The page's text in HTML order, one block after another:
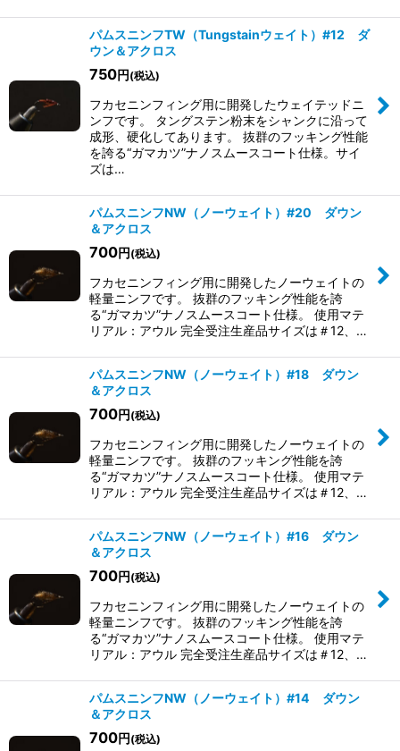
パムスニンフTW（Tungstainウェイト）#12 ダ
ウン＆アクロス
750円 (税込)
フカセニンフィング用に開発したウェイテッドニ
ンフです。 タングステン粉末をシャンクに沿って
成形、硬化してあります。 抜群のフッキング性能
を誇る“ガマカツ”ナノスムースコート仕様。 ​サイ
ズは…
パムスニンフNW（ノーウェイト）#20 ダウン
＆アクロス
700円 (税込)
フカセニンフィング用に開発したノーウェイトの
軽量ニンフです。 抜群のフッキング性能を誇
る“ガマカツ”ナノスムースコート仕様。 使用マテ
リアル：アウル 完全受注生産品 ​サイズは＃12、…
パムスニンフNW（ノーウェイト）#18 ダウン
＆アクロス
700円 (税込)
フカセニンフィング用に開発したノーウェイトの
軽量ニンフです。 抜群のフッキング性能を誇
る“ガマカツ”ナノスムースコート仕様。 使用マテ
リアル：アウル 完全受注生産品 ​サイズは＃12、…
パムスニンフNW（ノーウェイト）#16 ダウン
＆アクロス
700円 (税込)
フカセニンフィング用に開発したノーウェイトの
軽量ニンフです。 抜群のフッキング性能を誇
る“ガマカツ”ナノスムースコート仕様。 使用マテ
リアル：アウル 完全受注生産品 ​サイズは＃12、…
パムスニンフNW（ノーウェイト）#14 ダウン
＆アクロス
700円 (税込)